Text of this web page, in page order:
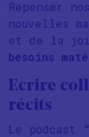
Repenser
nouvelles
et de la
besoins
Ecrire
récits
Le podcast